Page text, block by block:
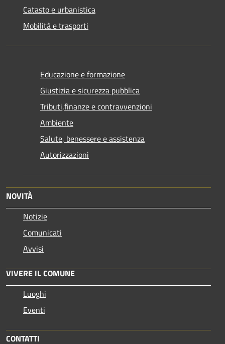
Catasto e urbanistica
Mobilità e trasporti
Educazione e formazione
Giustizia e sicurezza pubblica
Tributi,finanze e contravvenzioni
Ambiente
Salute, benessere e assistenza
Autorizzazioni
NOVITÀ
Notizie
Comunicati
Avvisi
VIVERE IL COMUNE
Luoghi
Eventi
CONTATTI